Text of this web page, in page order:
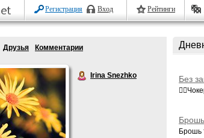
Регистрация Вход Рейтинги
Друзья Комментарии
Irina Snezhko Без
Брошь